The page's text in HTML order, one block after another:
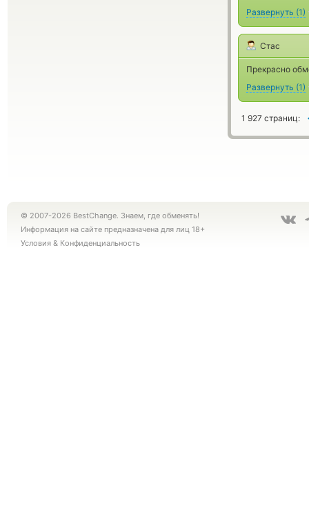
Развернуть (1)
Стас
Прекрасно
Развернуть (1)
1 927 страниц:
© 2007-2026 BestChange. Знаем, где обменять!
Информация на сайте предназначена для лиц 18+
Условия & Конфиденциальность